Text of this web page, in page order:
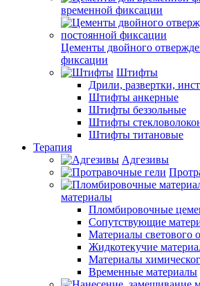
временной фиксации
Цементы двойного
фиксации
Штифты
Дрили, развертки,
Штифты анкерные
Штифты беззольные
Штифты
Штифты титановые
Терапия
Адгезивы
материалы
Пломбировочные
Сопутствующие
Материалы светового
Жидкотекучие
Материалы
Временные материалы